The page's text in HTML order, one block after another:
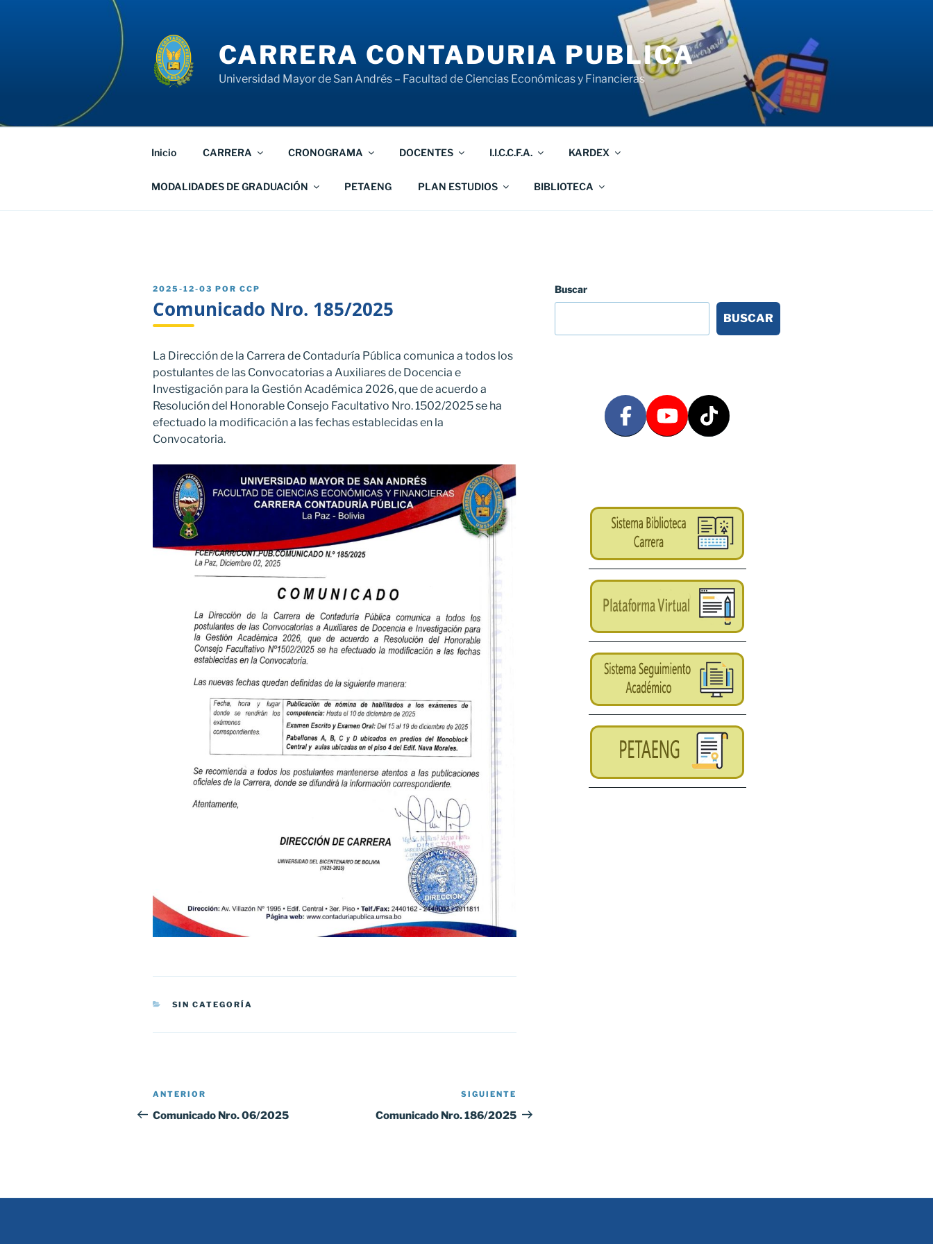
CARRERA CONTADURIA PUBLICA
Universidad Mayor de San Andrés – Facultad de Ciencias Económicas y Financieras
Inicio CARRERA CRONOGRAMA DOCENTES I.I.C.C.F.A. KARDEX
MODALIDADES DE GRADUACIÓN PETAENG PLAN ESTUDIOS BIBLIOTECA
PUBLICADO
2025-12-03 POR CCP
Comunicado Nro. 185/2025
La Dirección de la Carrera de Contaduría Pública comunica a todos los
postulantes de las Convocatorias a Auxiliares de Docencia e
Investigación para la Gestión Académica 2026, que de acuerdo a
Resolución del Honorable Consejo Facultativo Nro. 1502/2025 se ha
efectuado la modificación a las fechas establecidas en la
Convocatoria.
CATEGORÍAS
SIN CATEGORÍA
Navegación
de
Entrada
anterior:
ANTERIOR
Comunicado Nro. 06/2025
entrada
SIGUIENTE
Comunicado Nro. 186/2025
Buscar
BUSCAR